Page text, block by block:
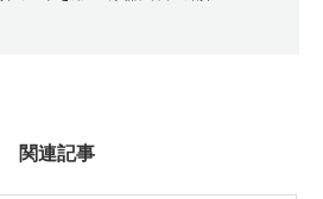
関連記事